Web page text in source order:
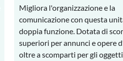
Migliora l'organizzazione e la
comunicazione con questa
doppia funzione. Dotata di
superiori per annunci e opere
oltre a scomparti per gli oggetti